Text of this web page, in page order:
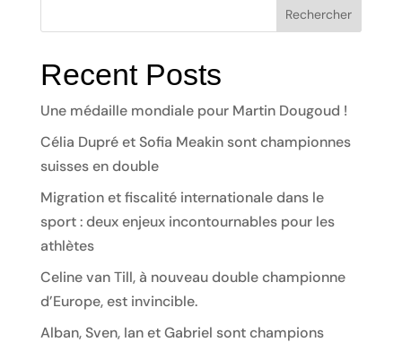
Rechercher
Recent Posts
Une médaille mondiale pour Martin Dougoud !
Célia Dupré et Sofia Meakin sont championnes
suisses en double
Migration et fiscalité internationale dans le
sport : deux enjeux incontournables pour les
athlètes
Celine van Till, à nouveau double championne
d’Europe, est invincible.
Alban, Sven, Ian et Gabriel sont champions